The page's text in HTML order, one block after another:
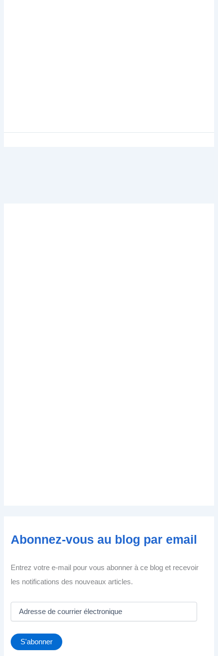
Abonnez-vous au blog par email
Entrez votre e-mail pour vous abonner à ce blog et recevoir
les notifications des nouveaux articles.
e
s
S'abonner